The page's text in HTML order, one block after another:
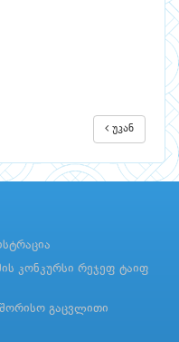
უკან
კონკურსი რეჯეფ ტაიფ
გაცვლითი